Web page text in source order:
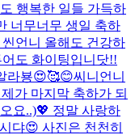
행복한 일들 가득하
너무너무 생일 축하
언니 올해도 건강하
도 화이팅입니닷!!
라뵹😍🥰😊씨니언니
가 마지막 축하가 되
요..)💖 정말 사랑하
댜😍 사진은 천천히